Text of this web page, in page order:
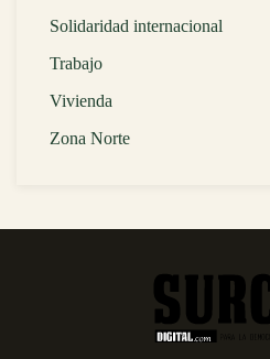
Solidaridad internacional
Trabajo
Vivienda
Zona Norte